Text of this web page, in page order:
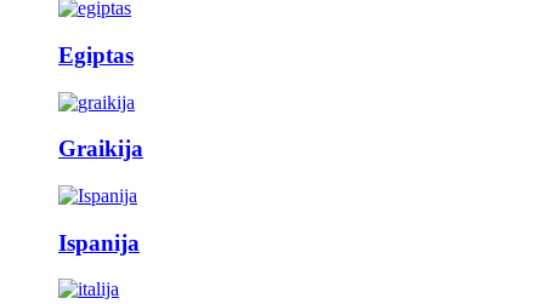
Egiptas
Graikija
Ispanija